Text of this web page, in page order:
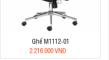
Ghế M1112-01
2.216.000 VNĐ